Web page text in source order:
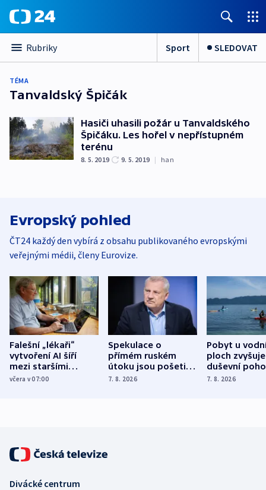
Rubriky Sport SLEDOVAT
TÉMA
Tanvaldský Špičák
Hasiči uhasili požár u Tanvaldského
Špičáku. Les hořel v nepřístupném
terénu
8. 5. 2019 9. 5. 2019 | han
Evropský pohled
ČT24 každý den vybírá z obsahu publikovaného evropskými
veřejnými médii, členy Eurovize.
Falešní „lékaři“
vytvoření AI šíří
mezi staršími
Poláky nebezpečné
včera v 07:00
Spekulace o
přímém ruském
útoku jsou pošetilé,
míní estonský
7. 8. 2026
Pobyt u
ploch zvyšuje
duševní
ukázala
7. 8. 2026
Divácké centrum